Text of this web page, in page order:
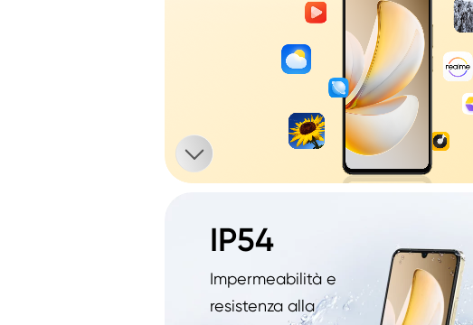
Impermeabilità e
resistenza alla
IP54